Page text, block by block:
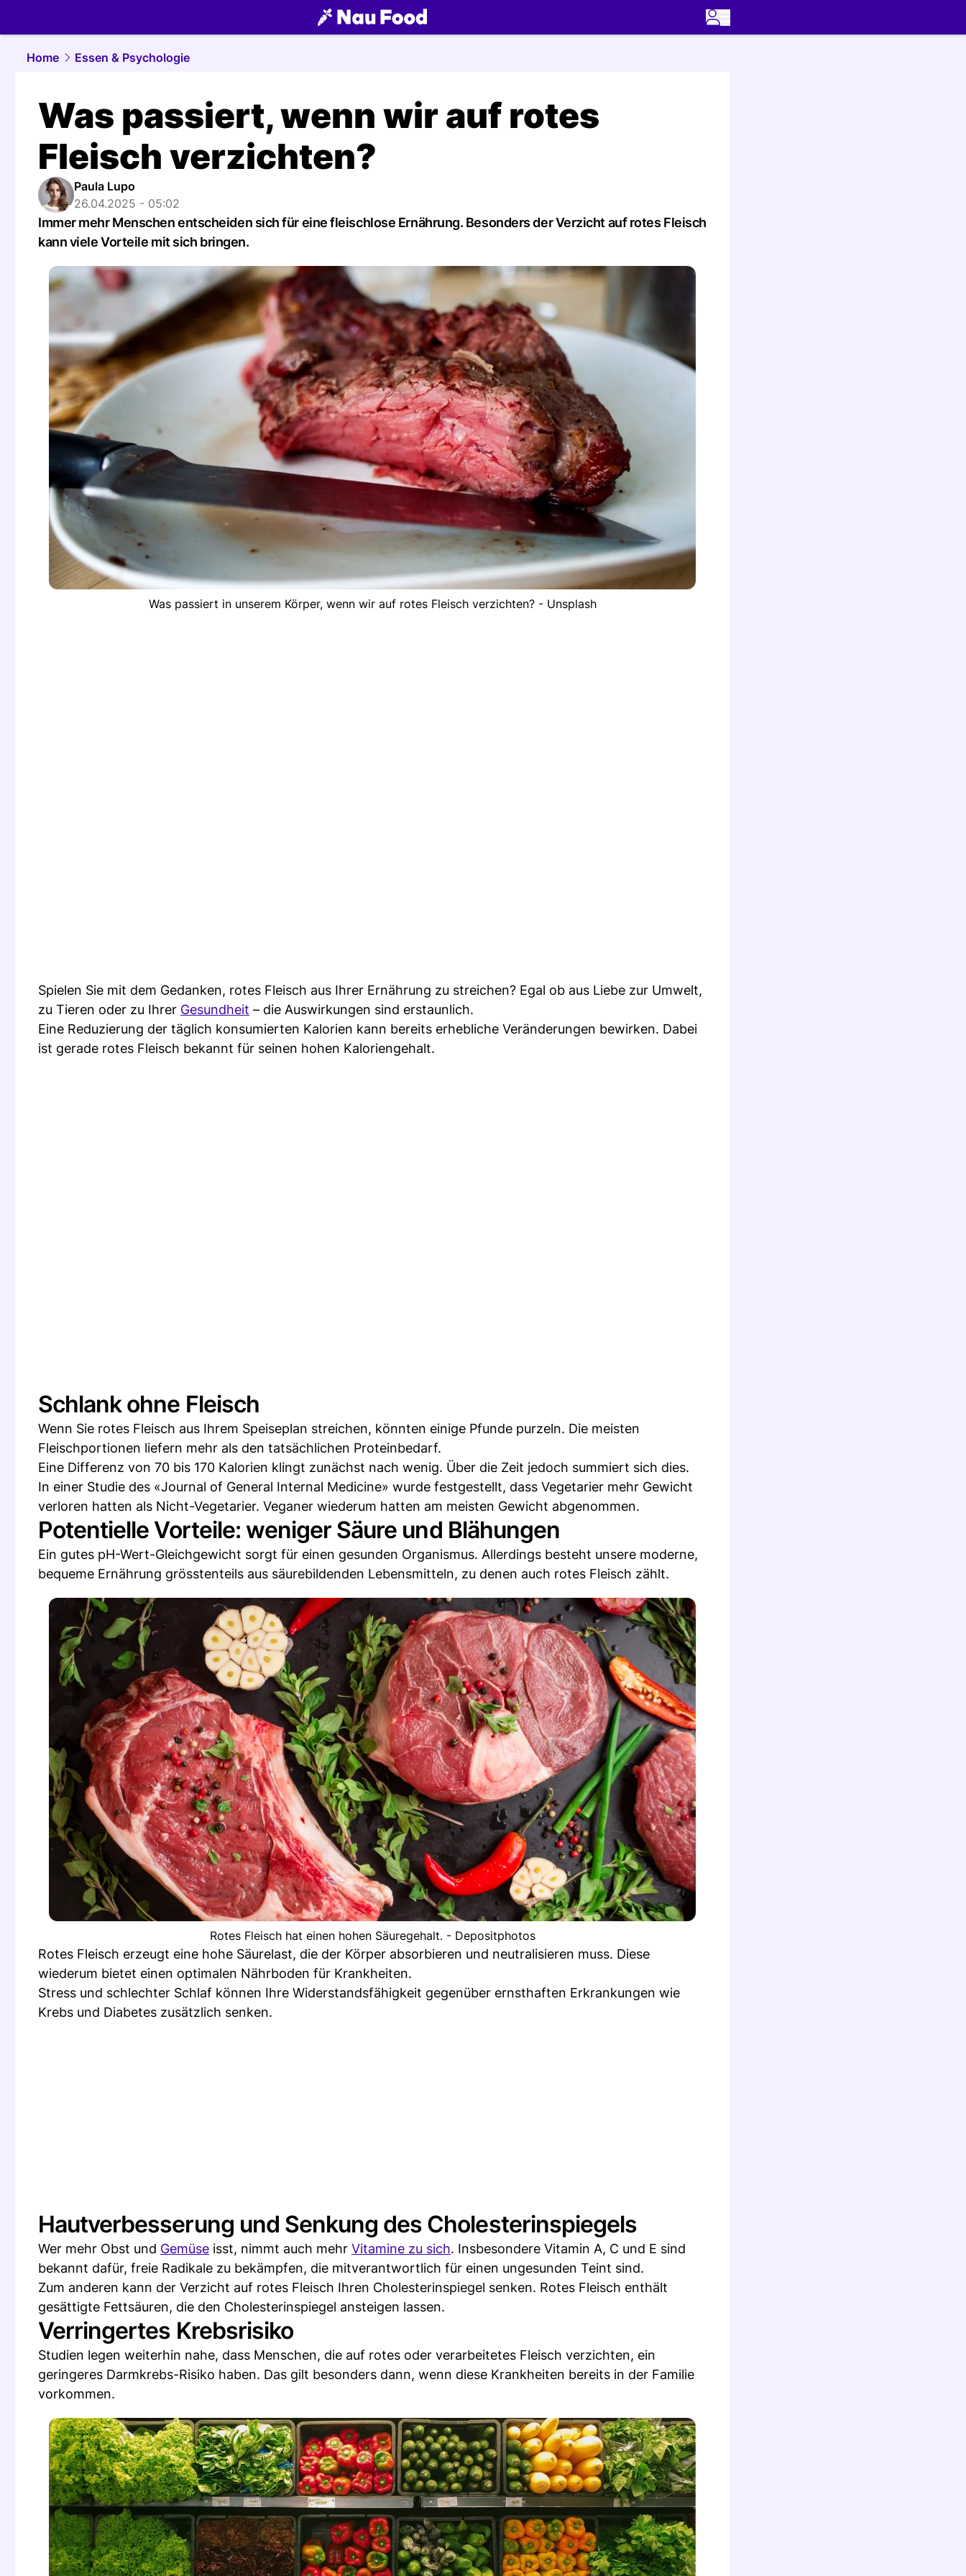
food.NAU.ch
Home
Essen & Psychologie
Was passiert, wenn wir auf rotes
Fleisch verzichten?
Paula Lupo
26.04.2025 - 05:02
Immer mehr Menschen entscheiden sich für eine fleischlose Ernährung. Besonders der Verzicht auf rotes Fleisch
kann viele Vorteile mit sich bringen.
Was passiert in unserem Körper, wenn wir auf rotes Fleisch verzichten? - Unsplash
Spielen Sie mit dem Gedanken, rotes Fleisch aus Ihrer Ernährung zu streichen? Egal ob aus Liebe zur Umwelt,
zu Tieren oder zu Ihrer Gesundheit – die Auswirkungen sind erstaunlich.
Eine Reduzierung der täglich konsumierten Kalorien kann bereits erhebliche Veränderungen bewirken. Dabei
ist gerade rotes Fleisch bekannt für seinen hohen Kaloriengehalt.
Schlank ohne Fleisch
Wenn Sie rotes Fleisch aus Ihrem Speiseplan streichen, könnten einige Pfunde purzeln. Die meisten
Fleischportionen liefern mehr als den tatsächlichen Proteinbedarf.
Eine Differenz von 70 bis 170 Kalorien klingt zunächst nach wenig. Über die Zeit jedoch summiert sich dies.
In einer Studie des «Journal of General Internal Medicine» wurde festgestellt, dass Vegetarier mehr Gewicht
verloren hatten als Nicht-Vegetarier. Veganer wiederum hatten am meisten Gewicht abgenommen.
Potentielle Vorteile: weniger Säure und Blähungen
Ein gutes pH-Wert-Gleichgewicht sorgt für einen gesunden Organismus. Allerdings besteht unsere moderne,
bequeme Ernährung grösstenteils aus säurebildenden Lebensmitteln, zu denen auch rotes Fleisch zählt.
Rotes Fleisch hat einen hohen Säuregehalt. - Depositphotos
Rotes Fleisch erzeugt eine hohe Säurelast, die der Körper absorbieren und neutralisieren muss. Diese
wiederum bietet einen optimalen Nährboden für Krankheiten.
Stress und schlechter Schlaf können Ihre Widerstandsfähigkeit gegenüber ernsthaften Erkrankungen wie
Krebs und Diabetes zusätzlich senken.
Hautverbesserung und Senkung des Cholesterinspiegels
Wer mehr Obst und Gemüse isst, nimmt auch mehr Vitamine zu sich. Insbesondere Vitamin A, C und E sind
bekannt dafür, freie Radikale zu bekämpfen, die mitverantwortlich für einen ungesunden Teint sind.
Zum anderen kann der Verzicht auf rotes Fleisch Ihren Cholesterinspiegel senken. Rotes Fleisch enthält
gesättigte Fettsäuren, die den Cholesterinspiegel ansteigen lassen.
Verringertes Krebsrisiko
Studien legen weiterhin nahe, dass Menschen, die auf rotes oder verarbeitetes Fleisch verzichten, ein
geringeres Darmkrebs-Risiko haben. Das gilt besonders dann, wenn diese Krankheiten bereits in der Familie
vorkommen.